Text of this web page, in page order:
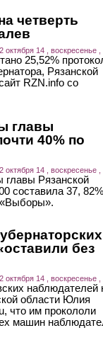
четверть
октября 14 , воскресенье ,
25,52%
Рязанской
RZN.info со
главы
40% по
октября 14 , воскресенье ,
главы Рязанской
составила 37,
без
октября 14 , воскресенье ,
наблюдателей
области Юлия
что им прокололи
машин